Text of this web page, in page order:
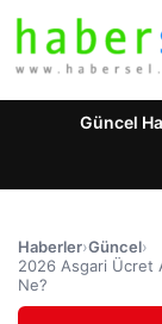
Güncel
Haberler›Güncel›
2026 Asgari Ücret
Ne?